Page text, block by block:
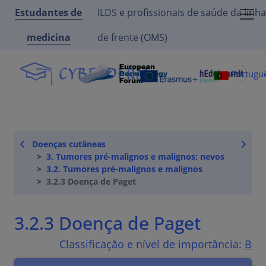
Estudantes de
medicina
ILDS e profissionais de saúde da linha
de frente (OMS)
Doenças cutâneas
3. Tumores pré-malignos e malignos; nevos
3.2. Tumores pré-malignos e malignos
3.2.3 Doença de Paget
3.2.3 Doença de Paget
Classificação e nível de importância: B